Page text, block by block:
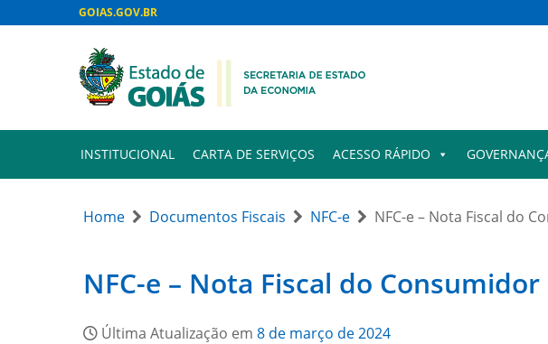
GOIAS.GOV.BR
INSTITUCIONAL CARTA DE SERVIÇOS ACESSO RÁPIDO
Home Documentos Fiscais NFC-e NFC-e – Nota Fiscal do
NFC-e – Nota Fiscal do
Última Atualização em 8 de março de 2024